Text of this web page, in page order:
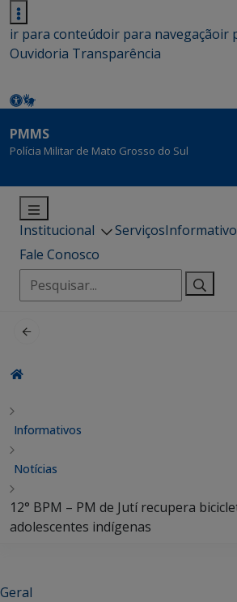
ir para conteúdoir para navegaçãoir
Ouvidoria Transparência
PMMS
Polícia Militar de Mato Grosso do Sul
Institucional Serviços
Fale Conosco
Pesquisar
por:
Informativos
Notícias
12° BPM – PM de Jutí recupera
adolescentes indígenas
Geral